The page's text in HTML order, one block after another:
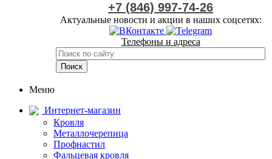
+7 (846) 997-74-26
Актуальные новости и акции в наших соцсетях:
Телефоны и адреса
Меню
Интернет-магазин
Кровля
Металлочерепица
Профнастил
Фальцевая кровля